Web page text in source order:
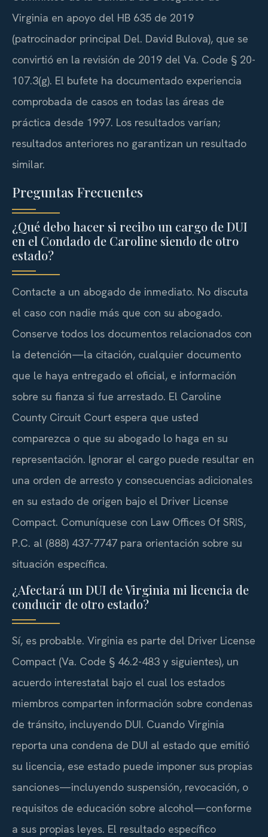
Virginia en apoyo del HB 635 de 2019
(patrocinador principal Del. David Bulova), que se
convirtió en la revisión de 2019 del Va. Code § 20-
107.3(g). El bufete ha documentado experiencia
comprobada de casos en todas las áreas de
práctica desde 1997. Los resultados varían;
resultados anteriores no garantizan un resultado
similar.
Preguntas Frecuentes
¿Qué debo hacer si recibo un cargo de DUI
en el Condado de Caroline siendo de otro
estado?
Contacte a un abogado de inmediato. No discuta
el caso con nadie más que con su abogado.
Conserve todos los documentos relacionados con
la detención—la citación, cualquier documento
que le haya entregado el oficial, e información
sobre su fianza si fue arrestado. El Caroline
County Circuit Court espera que usted
comparezca o que su abogado lo haga en su
representación. Ignorar el cargo puede resultar en
una orden de arresto y consecuencias adicionales
en su estado de origen bajo el Driver License
Compact. Comuníquese con Law Offices Of SRIS,
P.C. al (888) 437-7747 para orientación sobre su
situación específica.
¿Afectará un DUI de Virginia mi licencia de
conducir de otro estado?
Sí, es probable. Virginia es parte del Driver License
Compact (Va. Code § 46.2-483 y siguientes), un
acuerdo interestatal bajo el cual los estados
miembros comparten información sobre condenas
de tránsito, incluyendo DUI. Cuando Virginia
reporta una condena de DUI al estado que emitió
su licencia, ese estado puede imponer sus propias
sanciones—incluyendo suspensión, revocación, o
requisitos de educación sobre alcohol—conforme
a sus propias leyes. El resultado específico